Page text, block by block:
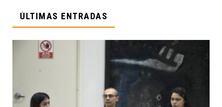
ÚLTIMAS ENTRADAS